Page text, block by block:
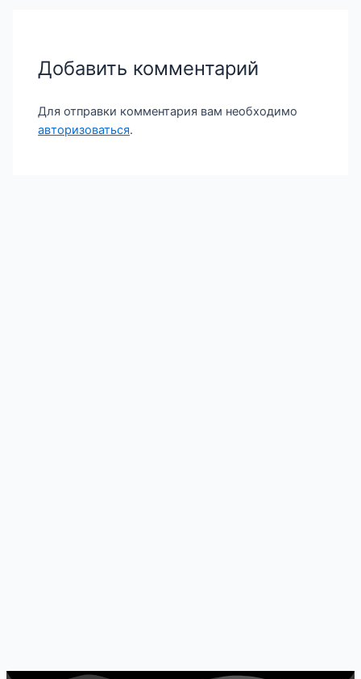
Добавить комментарий
Для отправки комментария вам необходимо
авторизоваться.